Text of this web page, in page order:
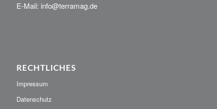
E-Mail: info@terramag.de
RECHTLICHES
Impressum
Datenschutz